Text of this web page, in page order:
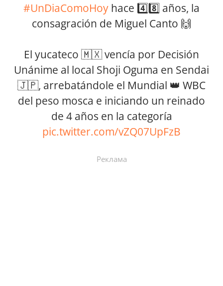
#UnDiaComoHoy hace 4️⃣8️⃣ años, la
consagración de Miguel Canto 🙌
El yucateco 🇲🇽 vencía por Decisión
Unánime al local Shoji Oguma en Sendai
🇯🇵, arrebatándole el Mundial 👑 WBC
del peso mosca e iniciando un reinado
de 4 años en la categoría
pic.twitter.com/vZQ07UpFzB
Реклама